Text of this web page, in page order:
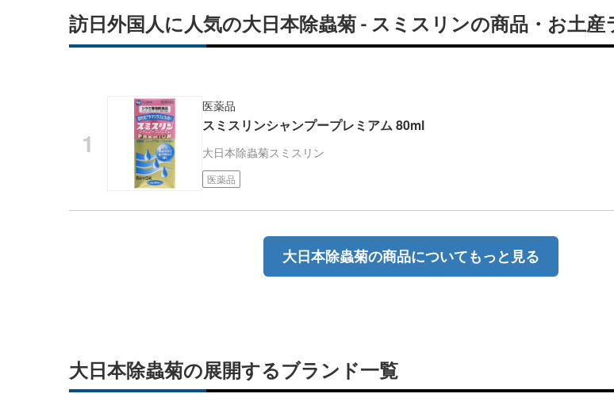
追
加
訪日外国人に人気の大日本除蟲菊 - スミスリンの商品・お土
医薬品
スミスリンシャンプープレミアム 80ml
大日本除蟲菊スミスリン
医薬品
大日本除蟲菊の商品についてもっと見る
大日本除蟲菊の展開するブランド一覧